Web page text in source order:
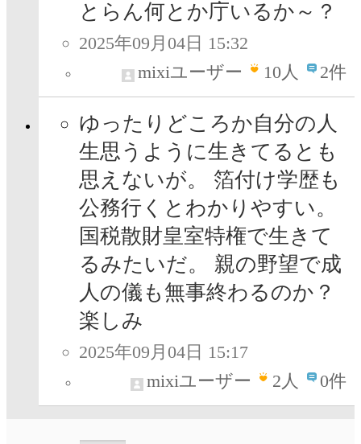
とらん何とか庁いるか～？
2025年09月04日 15:32
mixiユーザー
10人 2件
ゆったりどころか自分の人
生思うように生きてるとも
思えないが。 箔付け学歴も
公務行くとわかりやすい。
国税散財皇室特権で生きて
るみたいだ。 親の野望で成
人の儀も無事終わるのか？
楽しみ
2025年09月04日 15:17
mixiユーザー
2人 0件